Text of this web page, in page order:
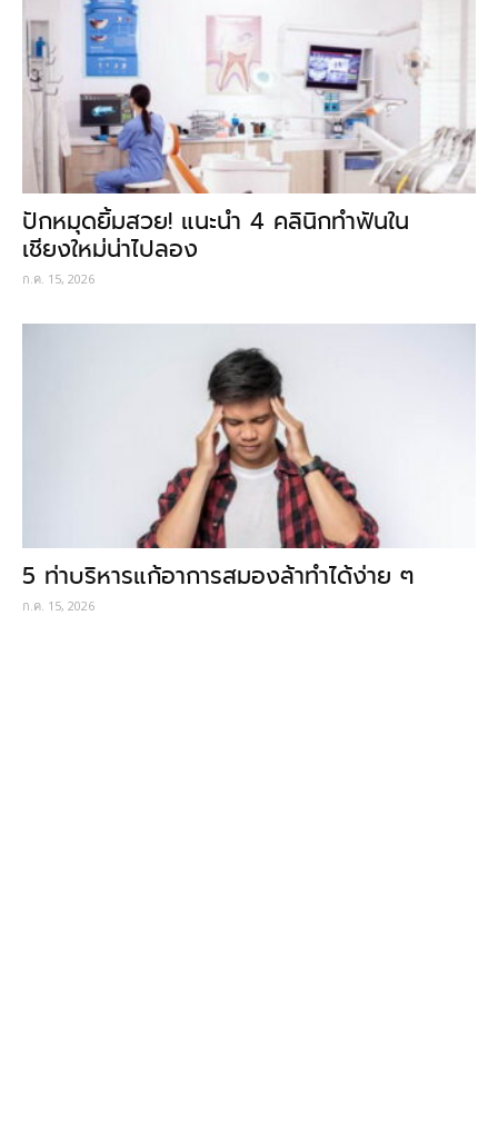
ปักหมุดยิ้มสวย! แนะนำ 4 คลินิกทำฟันใน
เชียงใหม่น่าไปลอง
ก.ค. 15, 2026
5 ท่าบริหารแก้อาการสมองล้าทำได้ง่าย ๆ
ก.ค. 15, 2026